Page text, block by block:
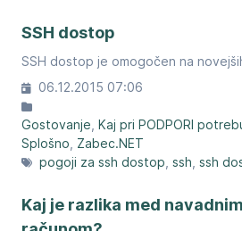
SSH dostop
SSH dostop je omogočen na
06.12.2015 07:06
Gostovanje Kaj pri PODPORI
Splošno Zabec.NET
pogoji za ssh dostop ssh ssh
Kaj je razlika med